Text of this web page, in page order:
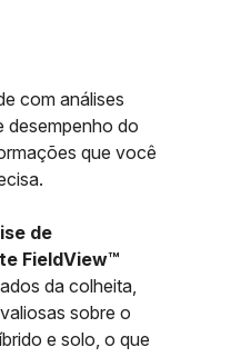
com análises
desempenho do
que você
de
FieldView™
da colheita,
sobre o
e solo, o que